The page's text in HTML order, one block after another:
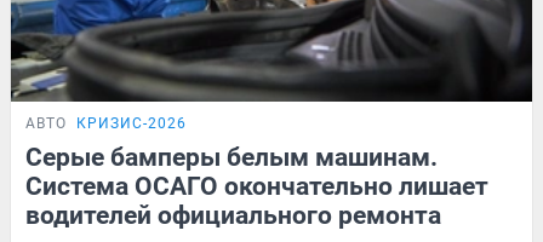
АВТО КРИЗИС-2026
Серые бамперы белым машинам.
Система ОСАГО окончательно лишает
водителей официального ремонта